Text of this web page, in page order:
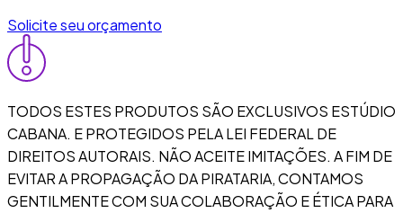
Solicite seu orçamento
TODOS ESTES PRODUTOS SÃO EXCLUSIVOS ESTÚDIO
CABANA. E PROTEGIDOS PELA LEI FEDERAL DE
DIREITOS AUTORAIS. NÃO ACEITE IMITAÇÕES. A FIM DE
EVITAR A PROPAGAÇÃO DA PIRATARIA, CONTAMOS
GENTILMENTE COM SUA COLABORAÇÃO E ÉTICA PARA